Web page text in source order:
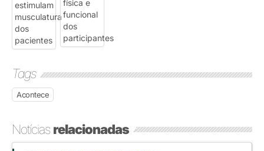
Tags
Acontece
Notíciasrelacionadas